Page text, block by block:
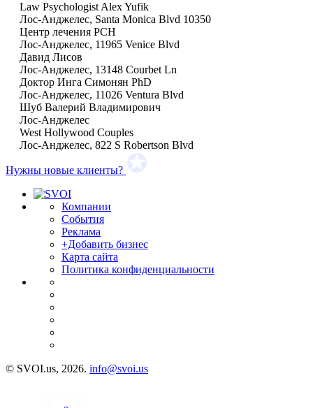
Law Psychologist Alex Yufik
Лос-Анджелес, Santa Monica Blvd 10350
Центр лечения PCH
Лос-Анджелес, 11965 Venice Blvd
Давид Лисов
Лос-Анджелес, 13148 Courbet Ln
Доктор Инга Симонян PhD
Лос-Анджелес, 11026 Ventura Blvd
Шуб Валерий Владимирович
Лос-Анджелес
West Hollywood Couples
Лос-Анджелес, 822 S Robertson Blvd
Нужны новые клиенты?
Компании
События
Реклама
+Добавить бизнес
Карта сайта
Политика конфиденциальности
© SVOI.us, 2026. info@svoi.us